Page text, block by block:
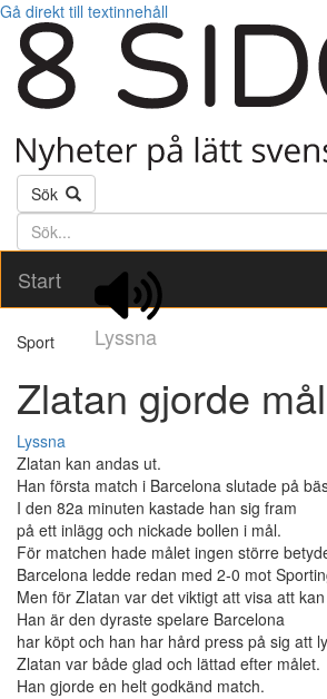
Gå direkt till textinnehåll
Sök
Söktext
Start
Lyssna
Sport
Zlatan gjorde mål
Lyssna
Zlatan kan andas ut.
Han första match i Barcelona slutade på
I den 82a minuten kastade han sig fram
på ett inlägg och nickade bollen i mål.
För matchen hade målet ingen större
Barcelona ledde redan med 2-0 mot
Men för Zlatan var det viktigt att visa att
Han är den dyraste spelare Barcelona
har köpt och han har hård press på sig att
Zlatan var både glad och lättad efter målet.
Han gjorde en helt godkänd match.